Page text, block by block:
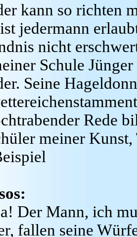
kann so richten
jedermann
nicht
Schule
Seine
Rede
meiner Kunst,
Der Mann, ich
fallen seine